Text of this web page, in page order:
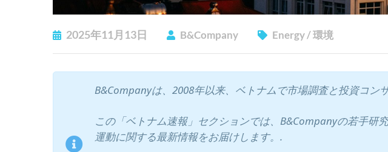
2025年11月13日 B&Company Energy/環境
B&Companyは、2008年以来、ベトナムで市場調査と投資コ
この「ベトナム速報」セクションでは、B&Companyの若手研
運動に関する最新情報をお届けします。.